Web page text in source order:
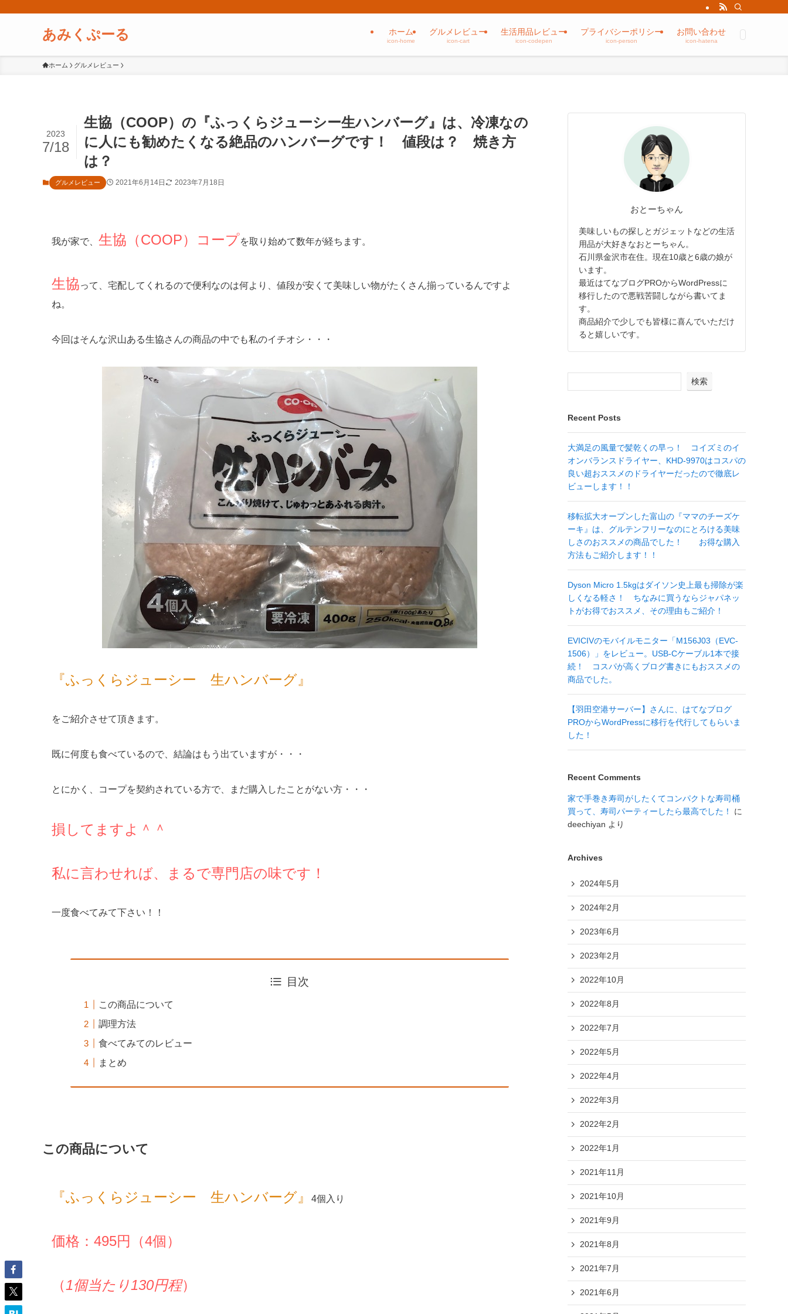
あみくぷーる ホーム
icon-home
グルメレビュー
icon-cart
生活用品レビュー
icon-codepen
プライバシーポリシー
icon-person
お問い合わせ
icon-hatena
ホーム グルメレビュー
生協（COOP）の『ふっくらジューシー生ハンバーグ』は、冷凍なの
に人にも勧めたくなる絶品のハンバーグです！ 値段は？ 焼き方
は？
2023
7/18
グルメレビュー 2021年6月14日 2023年7月18日
我が家で、 生協（COOP）コープを取り始めて数年が経ちます。
生協って、宅配してくれるので便利なのは何より、値段が安くて美味しい物がたくさん揃っているんですよ
ね。
今回はそんな沢山ある生協さんの商品の中でも私のイチオシ・・・
『ふっくらジューシー 生ハンバーグ』
をご紹介させて頂きます。
既に何度も食べているので、結論はもう出ていますが・・・
とにかく、コープを契約されている方で、まだ購入したことがない方・・・
損してますよ＾＾
私に言わせれば、まるで専門店の味です！
一度食べてみて下さい！！
目次
この商品について
調理方法
食べてみてのレビュー
まとめ
この商品について
『ふっくらジューシー 生ハンバーグ』 4個入り
価格：495円（4個）
（1個当たり130円程）
おとーちゃん
美味しいもの探しとガジェットなどの生活
用品が大好きなおとーちゃん。
石川県金沢市在住。現在10歳と6歳の娘が
います。
最近はてなブログPROからWordPressに
移行したので悪戦苦闘しながら書いてま
す。
商品紹介で少しでも皆様に喜んでいただけ
ると嬉しいです。
検索
Recent Posts
大満足の風量で髪乾くの早っ！ コイズミのイ
オンバランスドライヤー、KHD-9970はコスパの
良い超おススメのドライヤーだったので徹底レ
ビューします！！
移転拡大オープンした富山の『ママのチーズケ
ーキ』は、グルテンフリーなのにとろける美味
しさのおススメの商品でした！ お得な購入
方法もご紹介します！！
Dyson Micro 1.5kgはダイソン史上最も掃除が楽
しくなる軽さ！ ちなみに買うならジャパネッ
トがお得でおススメ、その理由もご紹介！
EVICIVのモバイルモニター「M156J03（EVC-
1506）」をレビュー。USB-Cケーブル1本で接
続！ コスパが高くブログ書きにもおススメの
商品でした。
【羽田空港サーバー】さんに、はてなブログ
PROからWordPressに移行を代行してもらいま
した！
Recent Comments
家で手巻き寿司がしたくてコンパクトな寿司桶
買って、寿司パーティーしたら最高でした！
に
deechiyan より
Archives
2024年5月
2024年2月
2023年6月
2023年2月
2022年10月
2022年8月
2022年7月
2022年5月
2022年4月
2022年3月
2022年2月
2022年1月
2021年11月
2021年10月
2021年9月
2021年8月
2021年7月
2021年6月